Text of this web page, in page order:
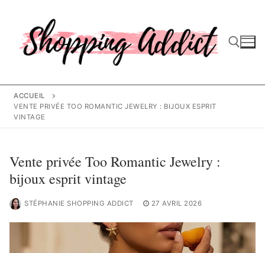
contenu
ACCUEIL
VENTE PRIVÉE TOO ROMANTIC JEWELRY : BIJOUX ESPRIT
VINTAGE
Vente privée Too Romantic Jewelry :
bijoux esprit vintage
STÉPHANIE SHOPPING ADDICT 27 AVRIL 2026